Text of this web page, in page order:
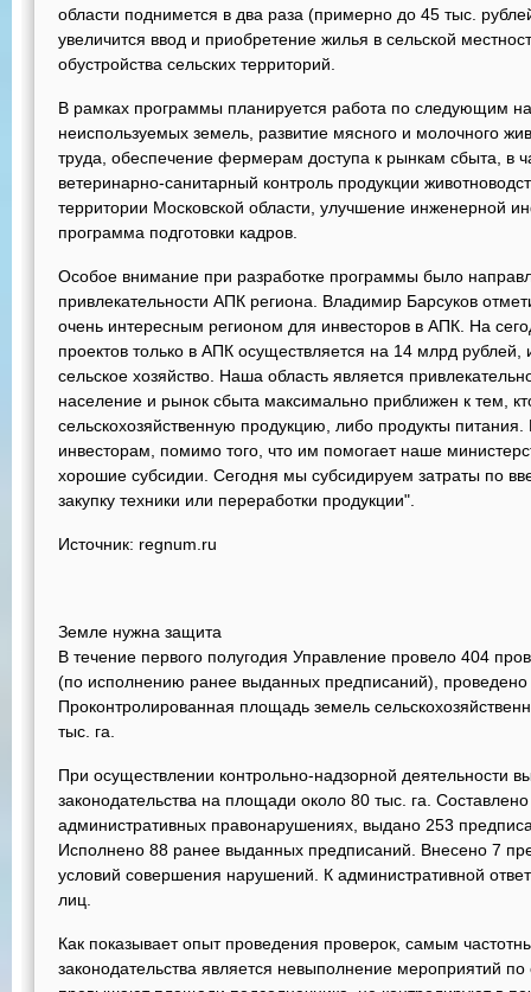
области поднимется в два раза (примерно до 45 тыс.
увеличится ввод и приобретение жилья в сельской
обустройства сельских территорий.
В рамках программы планируется работа по следующим
неиспользуемых земель, развитие мясного и молочного
труда, обеспечение фермерам доступа к рынкам сбыта, в
ветеринарно-санитарный контроль продукции
территории Московской области, улучшение инженерной
программа подготовки кадров.
Особое внимание при разработке программы было
привлекательности АПК региона. Владимир Барсуков
очень интересным регионом для инвесторов в АПК. На
проектов только в АПК осуществляется на 14 млрд
сельское хозяйство. Наша область является
население и рынок сбыта максимально приближен к тем,
сельскохозяйственную продукцию, либо продукты
инвесторам, помимо того, что им помогает наше
хорошие субсидии. Сегодня мы субсидируем затраты по
закупку техники или переработки продукции".
Источник: regnum.ru
Земле нужна защита
В течение первого полугодия Управление провело 404
(по исполнению ранее выданных предписаний),
Проконтролированная площадь земель
тыс. га.
При осуществлении контрольно-надзорной деятельности
законодательства на площади около 80 тыс. га.
административных правонарушениях, выдано 253
Исполнено 88 ранее выданных предписаний. Внесено 7
условий совершения нарушений. К административной
лиц.
Как показывает опыт проведения проверок, самым
законодательства является невыполнение мероприятий